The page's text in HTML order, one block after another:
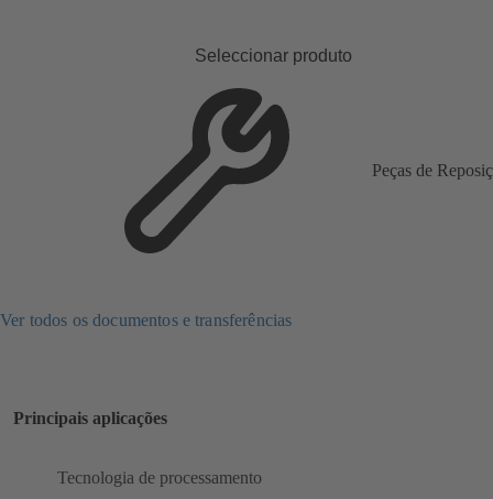
Seleccionar produto
Peças de
Ver todos os documentos e transferências
Principais aplicações
Tecnologia de processamento